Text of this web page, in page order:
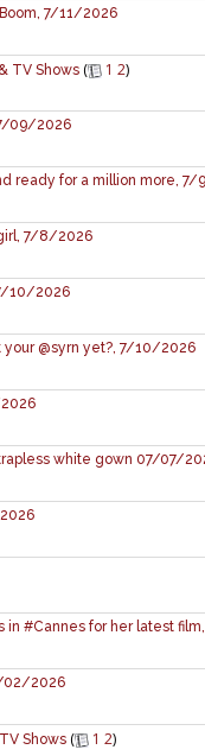
7/11/2026
TV Shows ( 1 2)
09/2026
ready for a million more,
7/8/2026
10/2026
@syrn yet?, 7/10/2026
white gown 07/07/
in #Cannes for her latest
02/2026
Shows ( 1 2)